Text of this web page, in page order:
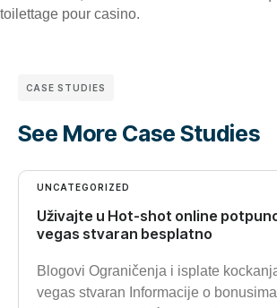
toilettage pour casino.
CASE STUDIES
See More Case Studies
UNCATEGORIZED
Uživajte u Hot-shot online
vegas stvaran besplatno
Blogovi Ograničenja i isplate
vegas stvaran Informacije o